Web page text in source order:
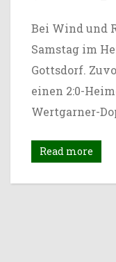
Bei Wind und
Samstag im
Gottsdorf.
einen 2:0-
Wertgarner-
Read more